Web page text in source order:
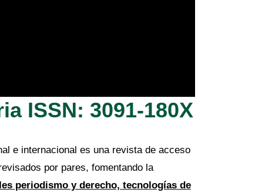
ISSN: 3091-180X
e internacional es una revista de acceso
por pares, fomentando la
periodismo y derecho, tecnologías de